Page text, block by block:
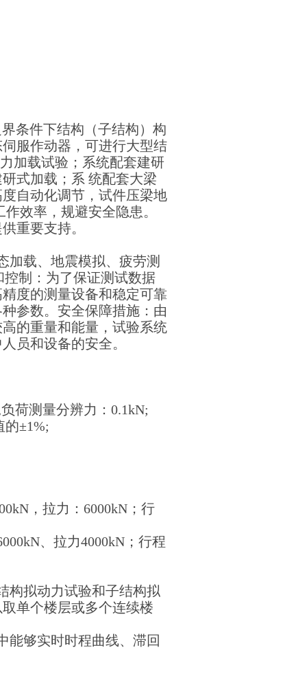
条件下结构（子结构）构
服作动器，可进行大型结
加载试验；系统配套建研
式加载；系 统配套大梁
自动化调节，试件压梁地
效率，规避安全隐患。
重要支持。
加载、地震模拟、疲劳测
控制：为了保证测试数据
度的测量设备和稳定可靠
参数。安全保障措施：由
的重量和能量，试验系统
员和设备的安全。
荷测量分辨力：0.1kN;
的±1%;
，拉力：6000kN；行
、拉力4000kN；行程
构拟动力试验和子结构拟
单个楼层或多个连续楼
能够实时时程曲线、滞回